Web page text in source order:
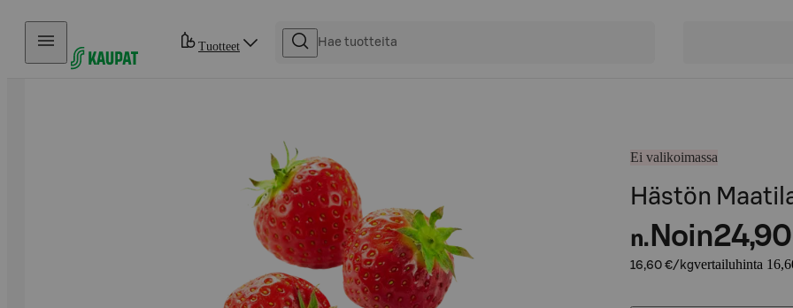
Hyppää sisältöön
Tuotteet
Ei valikoimassa
Hästön
n. Noin
16,60 €/kgvertailuhinta